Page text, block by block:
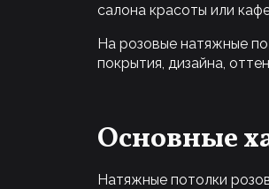
салона красоты или
На розовые натяжные
покрытия, дизайна,
Основные
Натяжные потолки